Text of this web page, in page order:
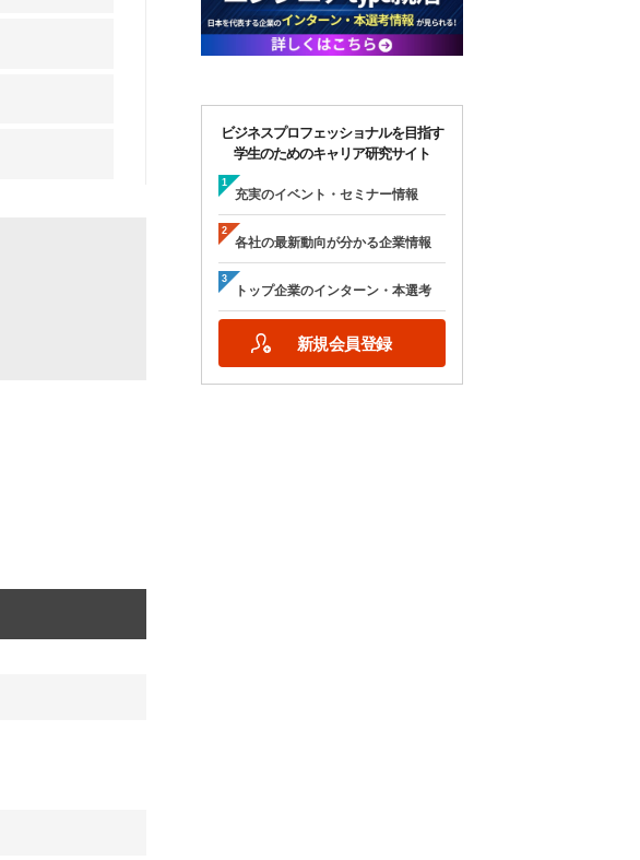
ビジネスプロフェッショナルを目指す
学生のためのキャリア研究サイト
充実のイベント・セミナー情報
各社の最新動向が分かる企業情報
トップ企業のインターン・本選考
新規会員登録